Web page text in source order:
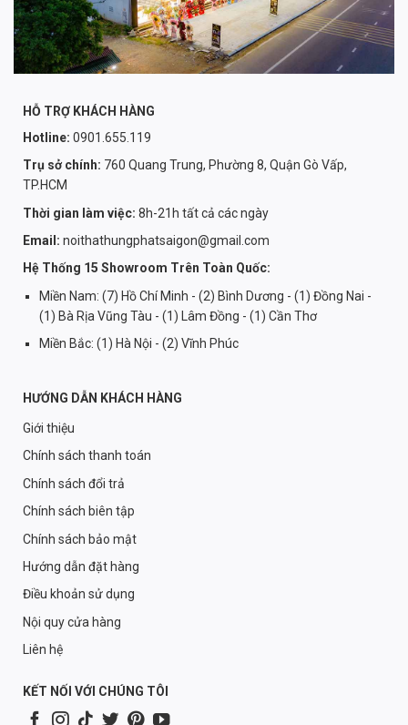
HỖ TRỢ KHÁCH HÀNG
Hotline: 0901.655.119
Trụ sở chính: 760 Quang Trung, Phường 8, Quận Gò Vấp,
TP.HCM
Thời gian làm việc: 8h-21h tất cả các ngày
Email: noithathungphatsaigon@gmail.com
Hệ Thống 15 Showroom Trên Toàn Quốc:
Miền Nam: (7) Hồ Chí Minh - (2) Bình Dương - (1) Đồng Nai -
(1) Bà Rịa Vũng Tàu - (1) Lâm Đồng - (1) Cần Thơ
Miền Bắc: (1) Hà Nội - (2) Vĩnh Phúc
HƯỚNG DẪN KHÁCH HÀNG
Giới thiệu
Chính sách thanh toán
Chính sách đổi trả
Chính sách biên tập
Chính sách bảo mật
Hướng dẫn đặt hàng
Điều khoản sử dụng
Nội quy cửa hàng
Liên hệ
KẾT NỐI VỚI CHÚNG TÔI